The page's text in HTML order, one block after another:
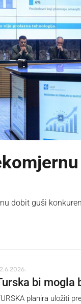
dobit guši
bi mogla
planira uložiti